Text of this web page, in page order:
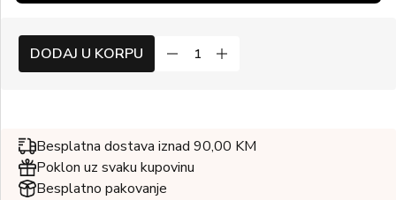
DODAJ U KORPU
Besplatna dostava iznad 90,00 KM
Poklon uz svaku kupovinu
Besplatno pakovanje